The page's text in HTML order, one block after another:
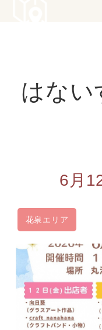
はない
6月
花泉エリア